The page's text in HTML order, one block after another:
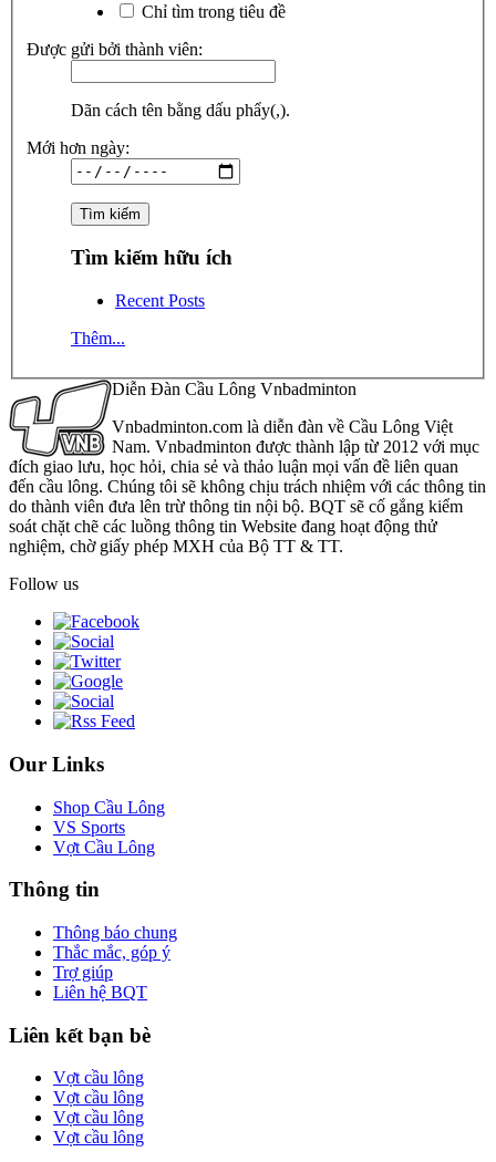
Chỉ tìm trong tiêu đề
Được gửi bởi thành viên:
Dãn cách tên bằng dấu phẩy(,).
Mới hơn ngày:
Tìm kiếm hữu ích
Recent Posts
Thêm...
Diễn Đàn Cầu Lông Vnbadminton
Vnbadminton.com là diễn đàn về Cầu Lông Việt
Nam. Vnbadminton được thành lập từ 2012 với mục
đích giao lưu, học hỏi, chia sẻ và thảo luận mọi vấn đề liên quan
đến cầu lông. Chúng tôi sẽ không chịu trách nhiệm với các thông tin
do thành viên đưa lên trừ thông tin nội bộ. BQT sẽ cố gắng kiểm
soát chặt chẽ các luồng thông tin Website đang hoạt động thử
nghiệm, chờ giấy phép MXH của Bộ TT & TT.
Follow us
Our Links
Shop Cầu Lông
VS Sports
Vợt Cầu Lông
Thông tin
Thông báo chung
Thắc mắc, góp ý
Trợ giúp
Liên hệ BQT
Liên kết bạn bè
Vợt cầu lông
Vợt cầu lông
Vợt cầu lông
Vợt cầu lông